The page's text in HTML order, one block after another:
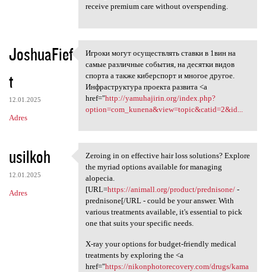
receive premium care without overspending.
JoshuaFief
t
12.01.2025
Adres
Игроки могут осуществлять
Игроки могут осуществлять ставки в 1вин на
самые различные события, на десятки видов
спорта а также киберспорт и многое другое.
Инфраструктура проекта развита <a
href="http://yamuhajirin.org/index.php?
option=com_kunena&view=topic&catid=2&id...
usilkoh
12.01.2025
Adres
Zeroing in on effective hair
Zeroing in on effective hair loss solutions? Explore
the myriad options available for managing
alopecia.
[URL=https://animall.org/product/prednisone/-
prednisone[/URL - could be your answer. With
various treatments available, it's essential to pick
one that suits your specific needs.
X-ray your options for budget-friendly medical
treatments by exploring the <a
href="https://nikonphotorecovery.com/drugs/kama